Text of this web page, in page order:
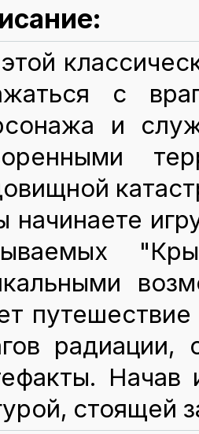
с
и
начинаете
путешествие
стоящей